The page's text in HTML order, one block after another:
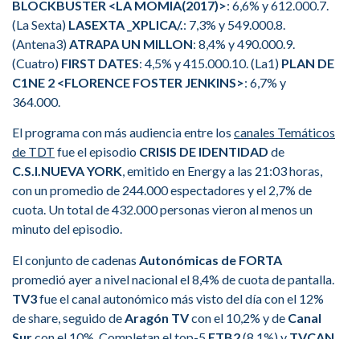
BLOCKBUSTER <LA MOMIA(2017)>: 6,6% y 612.000.7.
(La Sexta) LASEXTA _XPLICA/.: 7,3% y 549.000.8.
(Antena3)ATRAPA UN MILLON: 8,4% y 490.000.9.
(Cuatro) FIRST DATES: 4,5% y 415.000.10. (La1) PLAN DE
C1NE 2 <FLORENCE FOSTER JENKINS>: 6,7% y
364.000.
El programa con más audiencia entre los canales Temáticos
de TDT fue el episodio CRISIS DE IDENTIDAD de
C.S.I.NUEVA YORK, emitido en Energy a las 21:03 horas,
con un promedio de 244.000 espectadores y el 2,7% de
cuota. Un total de 432.000 personas vieron al menos un
minuto del episodio.
El conjunto de cadenas Autonómicas de FORTA
promedió ayer a nivel nacional el 8,4% de cuota de pantalla.
TV3fue el canal autonómico más visto del día con el 12%
de share, seguido de Aragón TVcon el 10,2% y de Canal